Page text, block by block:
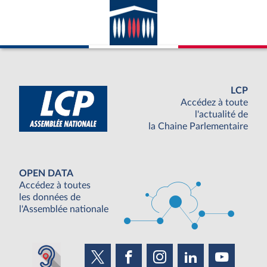
considéré à l’ONU.
LCP
Accédez à toute
l'actualité de
la Chaine Parlementaire
OPEN DATA
Accédez à toutes
les données de
l'Assemblée nationale